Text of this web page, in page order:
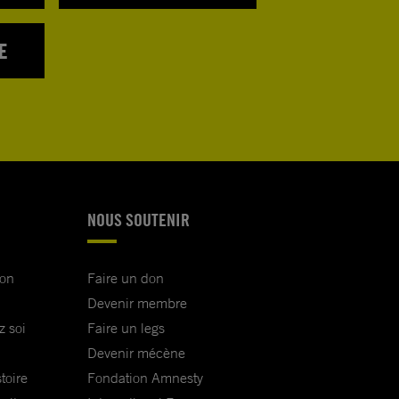
soi
NOUS SOUTENIR
Faire un don
Devenir membre
Faire un legs
Devenir mécène
Fondation Amnesty